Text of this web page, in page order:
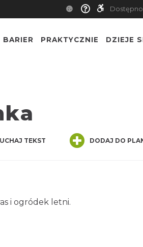
BARIER PRAKTYCZNIE DZIEJE
TEKST DODAJ DO
i ogródek letni.